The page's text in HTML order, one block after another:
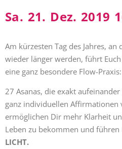
Sa. 21. Dez. 2019
Am kürzesten Tag des Jahres, an
wieder länger werden, führt
eine ganz besondere Flow-Praxis:
27 Asanas, die exakt
ganz individuellen Affirmationen
ermöglichen Dir mehr Klarheit
Leben zu bekommen und führen
LICHT.